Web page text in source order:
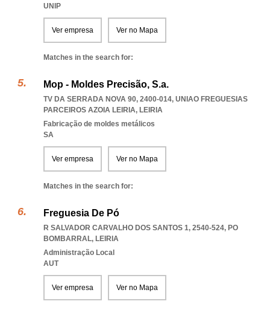
UNIP
Ver empresa Ver no Mapa
Matches in the search for:
Mop - Moldes Precisão, S.a.
TV DA SERRADA NOVA 90, 2400-014, UNIAO FREGUESIAS
PARCEIROS AZOIA LEIRIA, LEIRIA
Fabricação de moldes metálicos
SA
Ver empresa Ver no Mapa
Matches in the search for:
Freguesia De Pó
R SALVADOR CARVALHO DOS SANTOS 1, 2540-524, PO
BOMBARRAL, LEIRIA
Administração Local
AUT
Ver empresa Ver no Mapa